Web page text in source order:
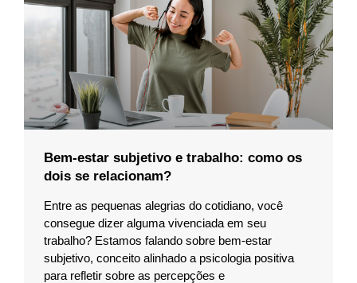
Bem-estar subjetivo e trabalho: como os
dois se relacionam?
Entre as pequenas alegrias do cotidiano, você
consegue dizer alguma vivenciada em seu
trabalho? Estamos falando sobre bem-estar
subjetivo, conceito alinhado a psicologia positiva
para refletir sobre as percepções e